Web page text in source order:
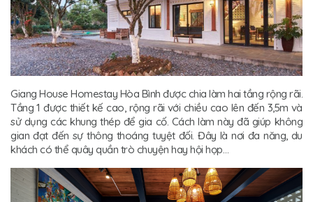
Giang House Homestay Hòa Bình được chia làm hai tầng rộng rãi.
Tầng 1 được thiết kế cao, rộng rãi với chiều cao lên đến 3,5m và
sử dụng các khung thép để gia cố. Cách làm này đã giúp không
gian đạt đến sự thông thoáng tuyệt đối. Đây là nơi đa năng, du
khách có thể quây quần trò chuyện hay hội họp…